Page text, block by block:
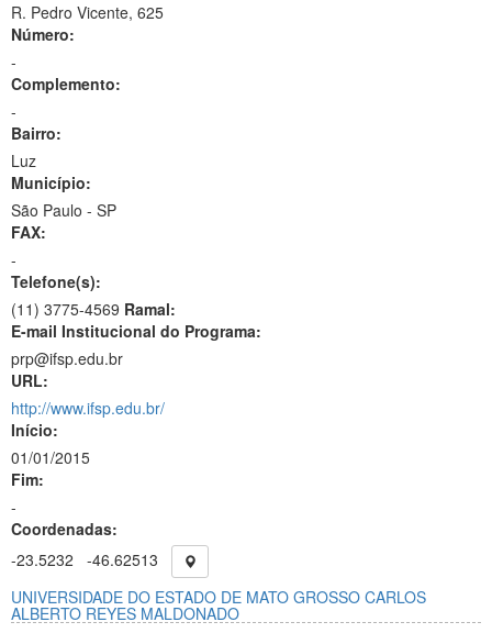
R. Pedro Vicente, 625
Número:
-
Complemento:
-
Bairro:
Luz
Município:
São Paulo - SP
FAX:
-
Telefone(s):
(11) 3775-4569 Ramal:
E-mail Institucional do Programa:
prp@ifsp.edu.br
URL:
http://www.ifsp.edu.br/
Início:
01/01/2015
Fim:
-
Coordenadas:
-23.5232
-46.62513
UNIVERSIDADE DO ESTADO DE MATO GROSSO CARLOS
ALBERTO REYES MALDONADO